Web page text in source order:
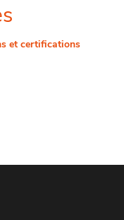
et certifications